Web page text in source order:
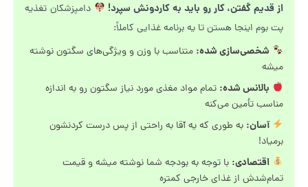
از قدیم گفتن، کار رو باید به کاردونش سپرد!
دامپزشکان تغذیه
پت بوم اینجا هستن تا یه برنامه غذایی کاملاً:
شخصی‌سازی شده: متناسب با وزن و ویژگی‌های سگتون نوشته
میشه
بالانس شده: تمام مواد مغذی مورد نیاز سگتون رو به اندازه
مناسب تأمین می‌کنه
آسان: به طوری که یه آقا به راحتی از پس درست کردنشون
برمیاد!
اقتصادی: با توجه به بودجه شما نوشته میشه و قیمت
تمام‌شدش از غذای خارجی کمتره